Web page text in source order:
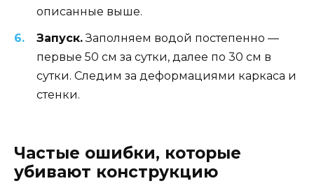
описанные выше.
Запуск.Заполняем водой постепенно —
первые 50 см за сутки, далее по 30 см в
сутки. Следим за деформациями каркаса и
стенки.
Частые ошибки, которые
убивают конструкцию